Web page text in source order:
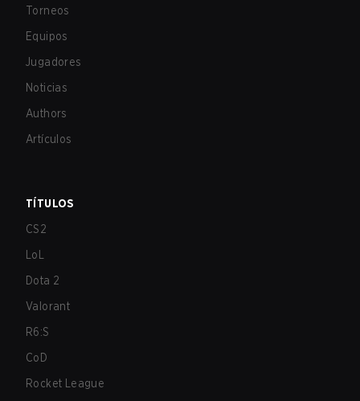
Torneos
Equipos
Jugadores
Noticias
Authors
Artículos
TÍTULOS
CS2
LoL
Dota 2
Valorant
R6:S
CoD
Rocket League